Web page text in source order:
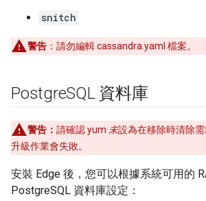
snitch
警告 ：請勿編輯 cassandra.yaml 檔案。
PostgreSQL 資料庫
警告： 請確認 yum 未設為在移除時清除
升級作業會失敗。
安裝 Edge 後，您可以根據系統可用的
PostgreSQL 資料庫設定：